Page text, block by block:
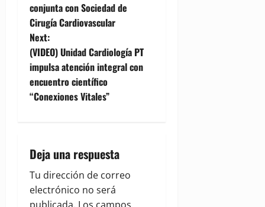
s
t
n
a
g
a
conjunta con Sociedad de
Cirugía Cardiovascular
Next:
(VIDEO) Unidad Cardiología PT
impulsa atención integral con
encuentro científico
“Conexiones Vitales”
Deja una respuesta
Tu dirección de correo
electrónico no será